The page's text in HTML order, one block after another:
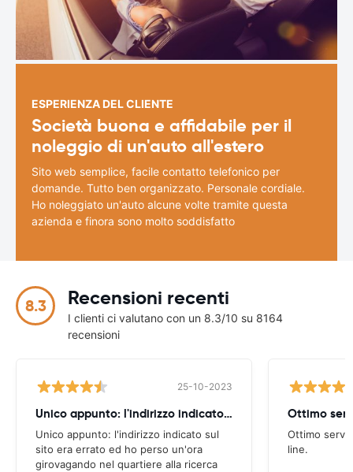
ESPERIENZA DEL CLIENTE
Società buona e affidabile per il
noleggio di un'auto all'estero
Sito web semplice, facile contatto telefonico per
domande. Tutto ben organizzato. Personale cordiale.
Ho noleggiato un'auto alcune volte tramite questa
azienda e finora sono molto soddisfatto
8.3 Recensioni recenti
I clienti ci valutano con un 8.3/10 su 8164
recensioni
25-10-2023
Unico appunto: l'indirizzo indicato sul
Unico appunto: l'indirizzo indicato sul
sito era errato ed ho perso un'ora
girovagando nel quartiere alla ricerca
Ottimo
Ottimo
line.